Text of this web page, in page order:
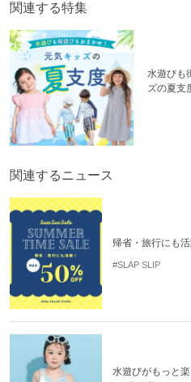
関連する特集
水遊びも
ズの夏支
関連するニュース
帰省・旅行にも
#SLAP SLIP
水遊びがもっと